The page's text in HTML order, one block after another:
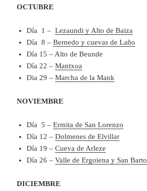
OCTUBRE
Día 1 –Lezaundi y Alto de Baiza
Día 8 –Bernedo y cuevas de Laño
Día 15 – Alto de Beunde
Día 22 –Mantxoa
Dia 29 –Marcha de la Mank
NOVIEMBRE
Día 5 –Ermita de San Lorenzo
Día 12 –Dolmenes de Elvillar
Día 19 –Cueva de Arleze
Día 26 –Valle de Ergoiena y San
DICIEMBRE